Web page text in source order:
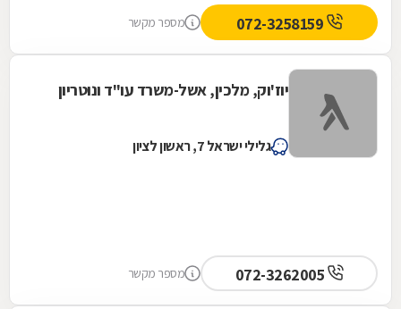
מספר מקשר
יוז'וק, מלכין, אשל-משרד עו"ד ונוטריון
גלילי ישראל 7, ראשון לציון
מספר מקשר